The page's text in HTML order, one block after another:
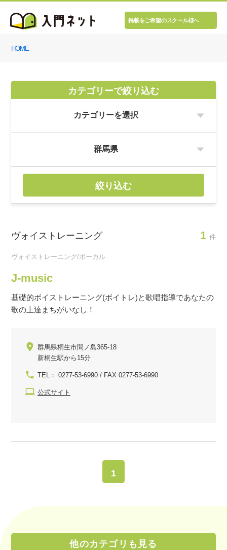
掲載をご希望のスクール様へ
HOME
カテゴリーで絞り込む
絞り込む
ヴォイストレーニング 1 件
ヴォイストレーニング/ボーカル
J-music
基礎的ボイストレーニング(ボイトレ)と歌唱指導であなたの
歌の上達まちがいなし！
群馬県桐生市間ノ島365-18
新桐生駅から15分
TEL： 0277-53-6990 / FAX 0277-53-6990
公式サイト
1
他のカテゴリも見る